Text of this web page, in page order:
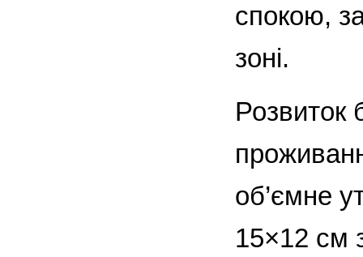
спокою,
зоні.
Розвиток
об’ємне
15×12 см